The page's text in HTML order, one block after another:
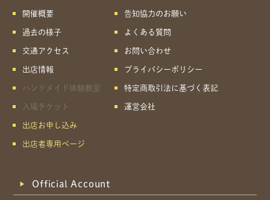
開催概要
過去の様子
交通アクセス
出店情報
ハンドメイド体験教室
入場チケット
出店お申し込み
出店者専用ページ
告知協力のお願い
よくある質問
お問い合わせ
プライバシーポリシー
特定商取引法に基づく表記
運営会社
Official Account